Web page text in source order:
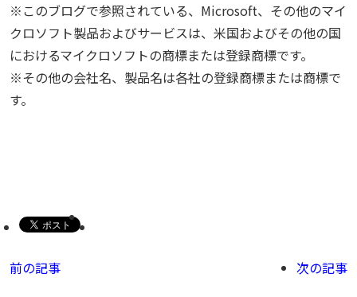
※このブログで参照されている、Microsoft、その他のマイ
クロソフト製品およびサービスは、米国およびその他の国
におけるマイクロソフトの商標または登録商標です。
※その他の会社名、製品名は各社の登録商標または商標で
す。
前の記事 次の記事